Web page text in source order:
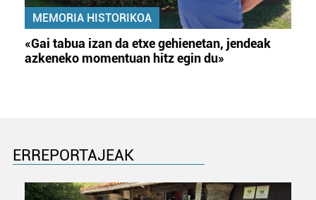
MEMORIA HISTORIKOA
«Gai tabua izan da etxe gehienetan, jendeak
azkeneko momentuan hitz egin du»
ERREPORTAJEAK